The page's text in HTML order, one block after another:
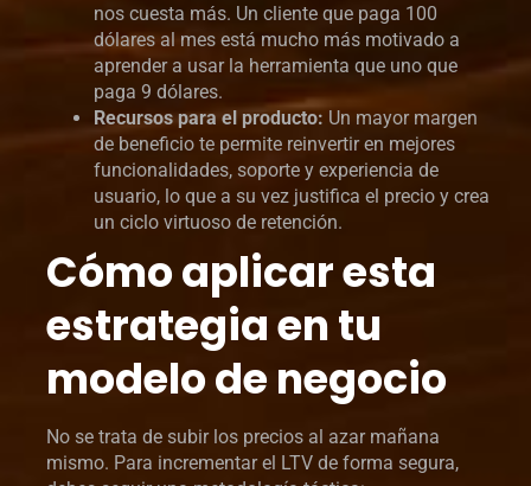
nos cuesta más. Un cliente que paga 100
dólares al mes está mucho más motivado a
aprender a usar la herramienta que uno que
paga 9 dólares.
Recursos para el producto: Un mayor margen
de beneficio te permite reinvertir en mejores
funcionalidades, soporte y experiencia de
usuario, lo que a su vez justifica el precio y crea
un ciclo virtuoso de retención.
Cómo aplicar esta
estrategia en tu
modelo de negocio
No se trata de subir los precios al azar mañana
mismo. Para incrementar el LTV de forma segura,